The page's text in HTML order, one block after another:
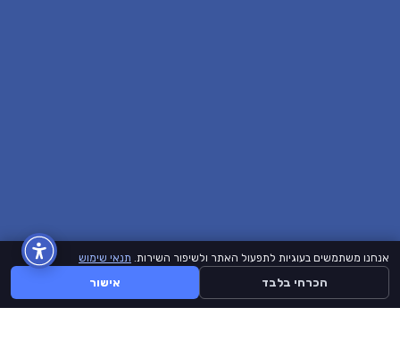
אנחנו משתמשים בעוגיות לתפעול האתר ולשיפור השירות. תנאי שימוש
הכרחי בלבד אישור